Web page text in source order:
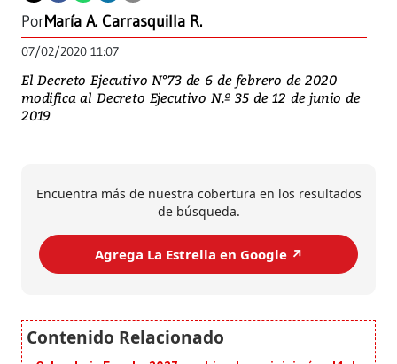
PorMaría A. Carrasquilla R.
07/02/2020 11:07
El Decreto Ejecutivo N°73 de 6 de febrero de 2020
modifica al Decreto Ejecutivo N.º 35 de 12 de junio de
2019
Encuentra más de nuestra cobertura en los resultados
de búsqueda.
Agrega La Estrella en Google ↗️